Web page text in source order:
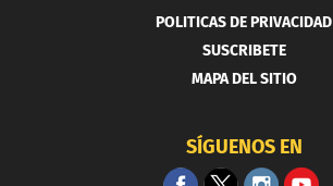
POLITICAS DE PRIVACIDAD
SUSCRIBETE
MAPA DEL SITIO
SÍGUENOS EN